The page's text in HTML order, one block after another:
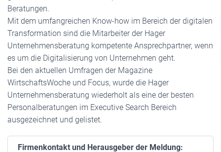
Beratungen.
Mit dem umfangreichen Know-how im Bereich der digitalen
Transformation sind die Mitarbeiter der Hager
Unternehmensberatung kompetente Ansprechpartner, wenn
es um die Digitalisierung von Unternehmen geht.
Bei den aktuellen Umfragen der Magazine
WirtschaftsWoche und Focus, wurde die Hager
Unternehmensberatung wiederholt als eine der besten
Personalberatungen im Executive Search Bereich
ausgezeichnet und gelistet.
Firmenkontakt und Herausgeber der Meldung: